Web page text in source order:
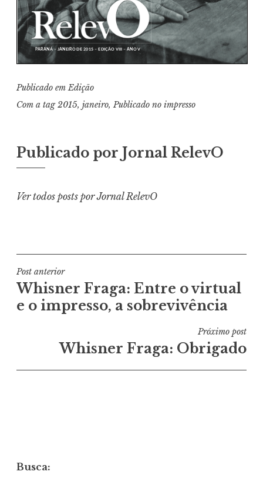
Publicado emEdição
Com a tag2015, janeiro, Publicado no impresso
Publicado por Jornal RelevO
Ver todos posts por Jornal RelevO
Navegação
de
Post
Post anterior
Whisner Fraga: Entre o virtual
e o impresso, a sobrevivência
Próximo post
Whisner Fraga: Obrigado
Busca: